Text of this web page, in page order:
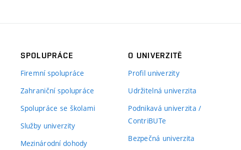
SPOLUPRÁCE
Firemní spolupráce
Zahraniční spolupráce
Spolupráce se školami
Služby univerzity
Mezinárodní dohody
O UNIVERZITĚ
Profil univerzity
Udržitelná univerzita
Podnikavá univerzita /
ContriBUTe
Bezpečná univerzita